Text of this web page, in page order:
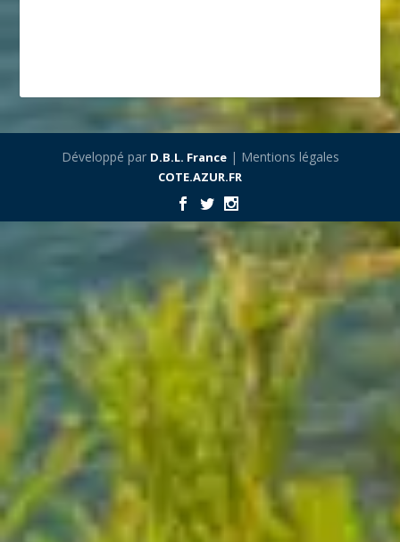
Développé par D.B.L. France| Mentions légales
COTE.AZUR.FR